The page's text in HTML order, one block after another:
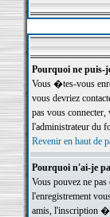
Pourquoi ne puis-
Vous �tes-vous
vous devriez
pas vous
l'administrateur du
Revenir en haut de
Pourquoi n'ai-je
Vous pouvez ne
l'enregistrement
amis, l'inscription �